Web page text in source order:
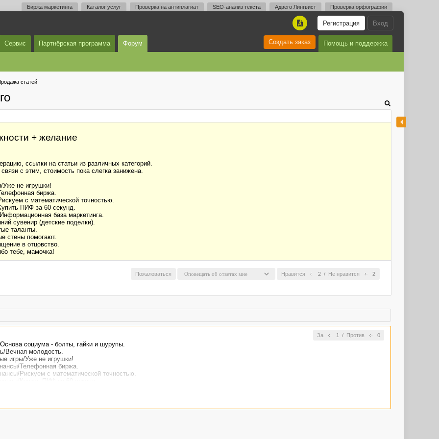
Биржа маркетинга Каталог услуг Проверка на антиплагиат SEO-анализ текста Адвего Лингвист Проверка орфографии
Вход
Регистрация
A
Сервис Партнёрская программа Форум Помощь и поддержка
Создать заказ
статей
+ желание
ссылки на статьи из различных категорий.
с этим, стоимость пока слегка занижена.
Уже не игрушки!
биржа.
с математической точностью.
ПИФ за 60 секунд.
база маркетинга.
сувенир (детские поделки).
таланты.
стены помогают.
в отцовство.
тебе, мамочка!
Нравится 2 / Не нравится 2
Пожаловаться
За 1 / Против 0
социума - болты, гайки и шурупы.
Вечная молодость.
игры/Уже не игрушки!
Телефонная биржа.
Рискуем с математической точностью.
Родные стены помогают.